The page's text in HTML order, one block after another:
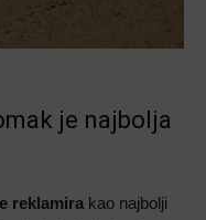
je najbolja
reklamira kao najbolji